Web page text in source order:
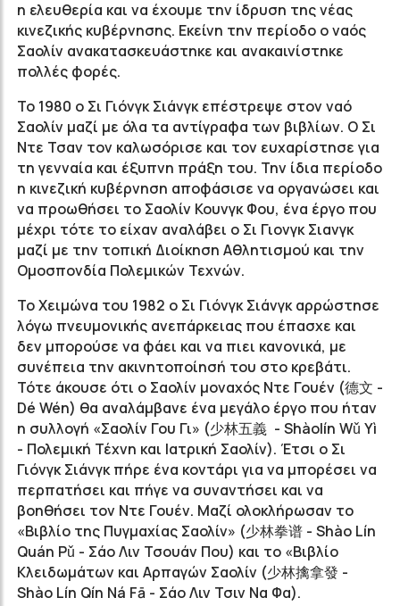
η ελευθερία και να έχουμε την ίδρυση της νέας
κινεζικής κυβέρνησης. Εκείνη την περίοδο ο ναός
Σαολίν ανακατασκευάστηκε και ανακαινίστηκε
πολλές φορές.
Το 1980 ο Σι Γιόνγκ Σιάνγκ επέστρεψε στον ναό
Σαολίν μαζί με όλα τα αντίγραφα των βιβλίων. Ο Σι
Ντε Τσαν τον καλωσόρισε και τον ευχαρίστησε για
τη γενναία και έξυπνη πράξη του. Την ίδια περίοδο
η κινεζική κυβέρνηση αποφάσισε να οργανώσει και
να προωθήσει το Σαολίν Κουνγκ Φου, ένα έργο που
μέχρι τότε το είχαν αναλάβει ο Σι Γιονγκ Σιανγκ
μαζί με την τοπική Διοίκηση Αθλητισμού και την
Ομοσπονδία Πολεμικών Τεχνών.
Το Χειμώνα του 1982 ο Σι Γιόνγκ Σιάνγκ αρρώστησε
λόγω πνευμονικής ανεπάρκειας που έπασχε και
δεν μπορούσε να φάει και να πιει κανονικά, με
συνέπεια την ακινητοποίησή του στο κρεβάτι.
Τότε άκουσε ότι ο Σαολίν μοναχός Ντε Γουέν (德文 -
Dé Wén) θα αναλάμβανε ένα μεγάλο έργο που ήταν
η συλλογή «Σαολίν Γου Γι» (少林五義 - Shàolín Wǔ Yì
- Πολεμική Τέχνη και Ιατρική Σαολίν). Έτσι ο Σι
Γιόνγκ Σιάνγκ πήρε ένα κοντάρι για να μπορέσει να
περπατήσει και πήγε να συναντήσει και να
βοηθήσει τον Ντε Γουέν. Μαζί ολοκλήρωσαν το
«Βιβλίο της Πυγμαχίας Σαολίν» (少林拳谱 - Shào Lín
Quán Pǔ - Σάο Λιν Τσουάν Που) και το «Βιβλίο
Κλειδωμάτων και Αρπαγών Σαολίν (少林擒拿發 -
Shào Lín Qín Ná Fā - Σάο Λιν Τσιν Να Φα).